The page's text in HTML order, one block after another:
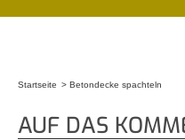
Startseite Betondecke spachteln
AUF DAS